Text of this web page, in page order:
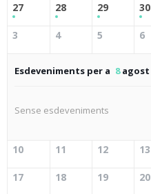
27 28 29 30
3 4 5 6
Esdeveniments per a 8agost
Sense esdeveniments
10 11 12 13
17 18 19 20